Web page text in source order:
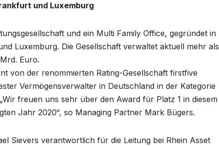
und Luxemburg
und ein Multi Family Office, gegründet in
Luxemburg. Die Gesellschaft verwaltet aktuell mehr als
Euro.
von der renommierten Rating-Gesellschaft firstfive
Vermögensverwalter in Deutschland in der Kategorie
freuen uns sehr über den Award für Platz 1 in diesem
Jahr 2020“, so Managing Partner Mark Bügers.
Sievers verantwortlich für die Leitung bei Rhein Asset